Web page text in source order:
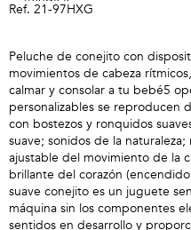
Ref. 21-97HXG
Peluche de conejito con
movimientos de cabeza
calmar y consolar a tu bebé5
personalizables se reproducen
con bostezos y ronquidos
suave; sonidos de la
ajustable del movimiento de la
brillante del corazón
suave conejito es un juguete
máquina sin los componentes
sentidos en desarrollo y